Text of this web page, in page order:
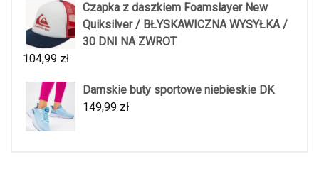
Czapka z daszkiem Foamslayer New
Quiksilver / BŁYSKAWICZNA WYSYŁKA /
30 DNI NA ZWROT
104,99 zł
Damskie buty sportowe niebieskie DK
149,99 zł